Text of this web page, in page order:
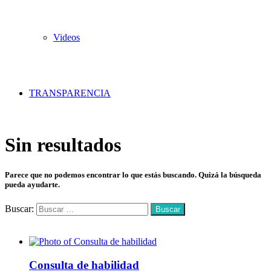
Videos
TRANSPARENCIA
Sin resultados
Parece que no podemos encontrar lo que estás buscando. Quizá la búsqueda
pueda ayudarte.
Buscar:
Consulta de habilidad